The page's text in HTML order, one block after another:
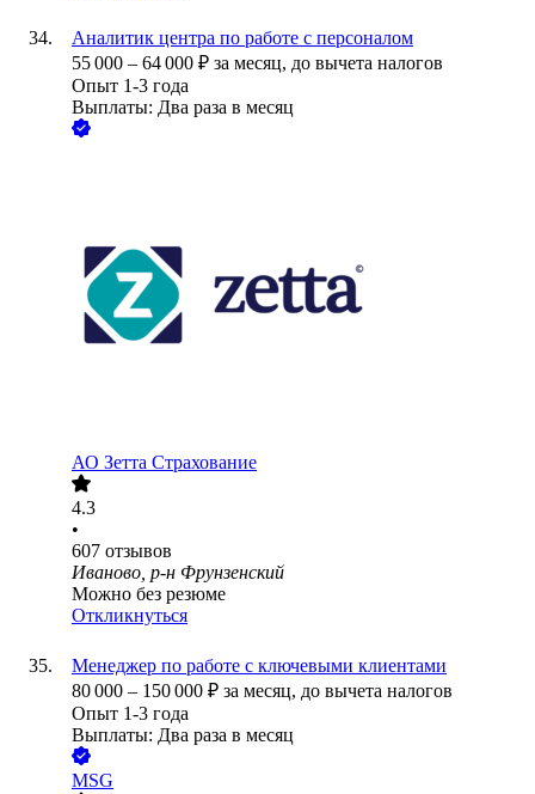
Аналитик центра по работе с персоналом
55 000 – 64 000 ₽ за месяц, до вычета налогов
Опыт 1-3 года
Выплаты: Два раза в месяц
АО Зетта Страхование
4.3
•
607 отзывов
Иваново, р-н Фрунзенский
Можно без резюме
Откликнуться
Менеджер по работе с ключевыми клиентами
80 000 – 150 000 ₽ за месяц, до вычета налогов
Опыт 1-3 года
Выплаты: Два раза в месяц
MSG